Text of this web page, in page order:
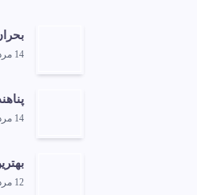
14 مرداد 1405
پناهندگی در
14 مرداد 1405
12 مرداد 1405